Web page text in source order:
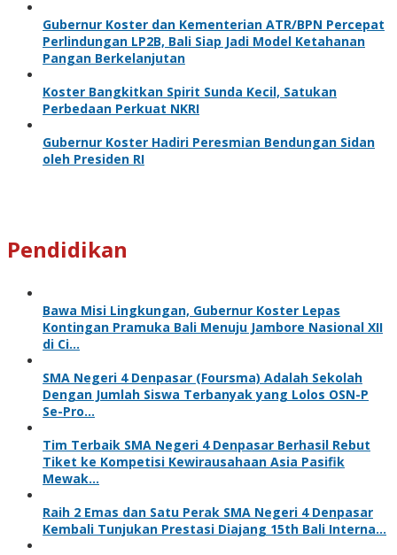
Gubernur Koster dan Kementerian ATR/BPN Percepat
Perlindungan LP2B, Bali Siap Jadi Model Ketahanan
Pangan Berkelanjutan
Koster Bangkitkan Spirit Sunda Kecil, Satukan
Perbedaan Perkuat NKRI
Gubernur Koster Hadiri Peresmian Bendungan Sidan
oleh Presiden RI
Pendidikan
Bawa Misi Lingkungan, Gubernur Koster Lepas
Kontingan Pramuka Bali Menuju Jambore Nasional XII
di Ci…
SMA Negeri 4 Denpasar (Foursma) Adalah Sekolah
Dengan Jumlah Siswa Terbanyak yang Lolos OSN-P
Se-Pro…
Tim Terbaik SMA Negeri 4 Denpasar Berhasil Rebut
Tiket ke Kompetisi Kewirausahaan Asia Pasifik
Mewak…
Raih 2 Emas dan Satu Perak SMA Negeri 4 Denpasar
Kembali Tunjukan Prestasi Diajang 15th Bali Interna…